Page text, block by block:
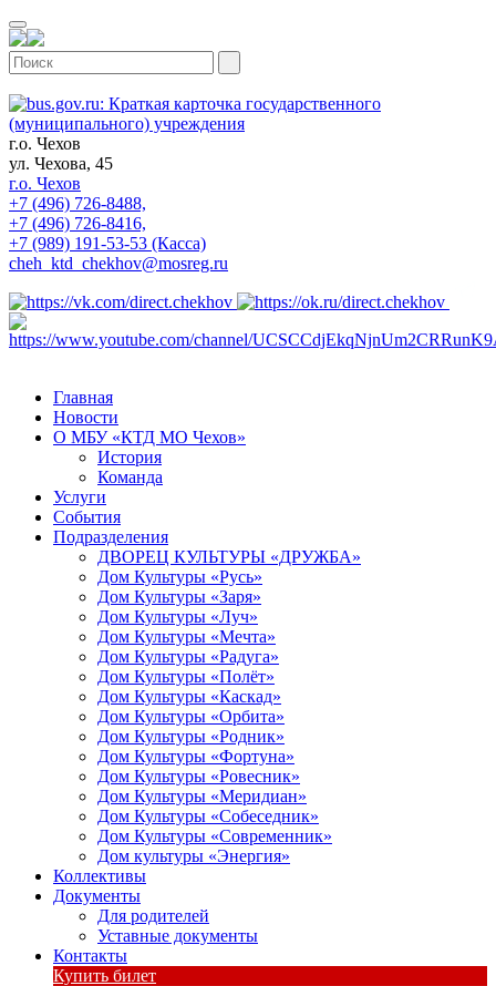
г.о. Чехов
ул. Чехова, 45
г.о. Чехов
+7 (496) 726-8488,
+7 (496) 726-8416,
+7 (989) 191-53-53 (Касса)
cheh_ktd_chekhov@mosreg.ru
Главная
Новости
О МБУ «КТД МО Чехов»
История
Команда
Услуги
События
Подразделения
ДВОРЕЦ КУЛЬТУРЫ «ДРУЖБА»
Дом Культуры «Русь»
Дом Культуры «Заря»
Дом Культуры «Луч»
Дом Культуры «Мечта»
Дом Культуры «Радуга»
Дом Культуры «Полёт»
Дом Культуры «Каскад»
Дом Культуры «Орбита»
Дом Культуры «Родник»
Дом Культуры «Фортуна»
Дом Культуры «Ровесник»
Дом Культуры «Меридиан»
Дом Культуры «Собеседник»
Дом Культуры «Современник»
Дом культуры «Энергия»
Коллективы
Документы
Для родителей
Уставные документы
Контакты
Купить билет